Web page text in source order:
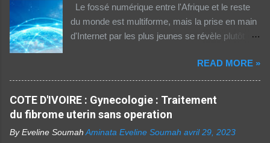
Le fossé numérique entre l'Afrique et le reste
du monde est multiforme, mais la prise en main
d'Internet par les plus jeunes se révèle plutôt
http://boutic.evemoney.1tpe.fr Un tiers (33%) de
la population dans la région Afrique (hors Etats
arabes du continent) utilise Internet, selon le
rapport 2021 de l'Union internationale des
télécommunications (UIT) sur la connectivité
numérique dans le monde. Si entre 2019 et
READ MORE »
COTE D'IVOIRE : Gynecologie : Traitement
du fibrome uterin sans operation
By Eveline Soumah Aminata Eveline Soumah avril 29, 2023